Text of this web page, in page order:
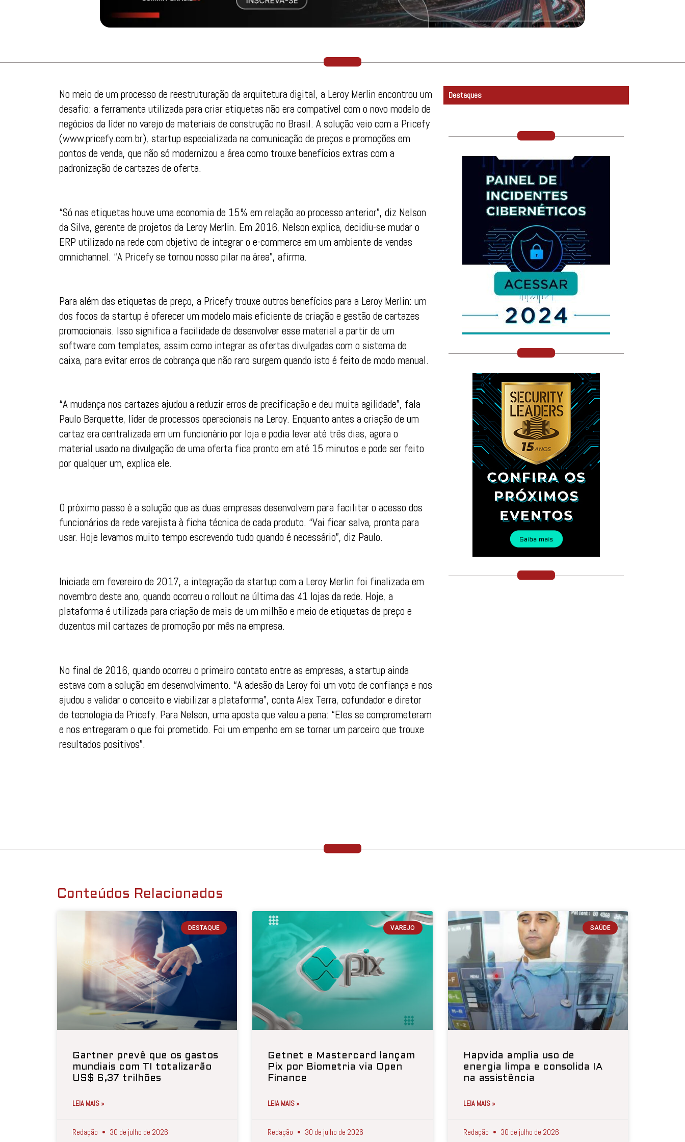
No meio de um processo de reestruturação da arquitetura digital, a Leroy Merlin encontrou um
desafio: a ferramenta utilizada para criar etiquetas não era compatível com o novo modelo de
negócios da líder no varejo de materiais de construção no Brasil. A solução veio com a Pricefy
(www.pricefy.com.br), startup especializada na comunicação de preços e promoções em
pontos de venda, que não só modernizou a área como trouxe benefícios extras com a
padronização de cartazes de oferta.
“Só nas etiquetas houve uma economia de 15% em relação ao processo anterior”, diz Nelson
da Silva, gerente de projetos da Leroy Merlin. Em 2016, Nelson explica, decidiu-se mudar o
ERP utilizado na rede com objetivo de integrar o e-commerce em um ambiente de vendas
omnichannel. “A Pricefy se tornou nosso pilar na área”, afirma.
Para além das etiquetas de preço, a Pricefy trouxe outros benefícios para a Leroy Merlin: um
dos focos da startup é oferecer um modelo mais eficiente de criação e gestão de cartazes
promocionais. Isso significa a facilidade de desenvolver esse material a partir de um
software com templates, assim como integrar as ofertas divulgadas com o sistema de
caixa, para evitar erros de cobrança que não raro surgem quando isto é feito de modo manual.
“A mudança nos cartazes ajudou a reduzir erros de precificação e deu muita agilidade”, fala
Paulo Barquette, líder de processos operacionais na Leroy. Enquanto antes a criação de um
cartaz era centralizada em um funcionário por loja e podia levar até três dias, agora o
material usado na divulgação de uma oferta fica pronto em até 15 minutos e pode ser feito
por qualquer um, explica ele.
O próximo passo é a solução que as duas empresas desenvolvem para facilitar o acesso dos
funcionários da rede varejista à ficha técnica de cada produto. “Vai ficar salva, pronta para
usar. Hoje levamos muito tempo escrevendo tudo quando é necessário”, diz Paulo.
Iniciada em fevereiro de 2017, a integração da startup com a Leroy Merlin foi finalizada em
novembro deste ano, quando ocorreu o rollout na última das 41 lojas da rede. Hoje, a
plataforma é utilizada para criação de mais de um milhão e meio de etiquetas de preço e
duzentos mil cartazes de promoção por mês na empresa.
No final de 2016, quando ocorreu o primeiro contato entre as empresas, a startup ainda
estava com a solução em desenvolvimento. “A adesão da Leroy foi um voto de confiança e nos
ajudou a validar o conceito e viabilizar a plataforma”, conta Alex Terra, cofundador e diretor
de tecnologia da Pricefy. Para Nelson, uma aposta que valeu a pena: “Eles se comprometeram
e nos entregaram o que foi prometido. Foi um empenho em se tornar um parceiro que trouxe
resultados positivos”.
Destaques
Conteúdos Relacionados
DESTAQUE
Gartner prevê que os gastos
mundiais com TI totalizarão
US$ 6,37 trilhões
LEIA MAIS »
Redação 30 de julho de 2026
VAREJO
Getnet e Mastercard lançam
Pix por Biometria via Open
Finance
LEIA MAIS »
Redação 30 de julho de 2026
SAÚDE
Hapvida amplia uso de
energia limpa e consolida IA
na assistência
LEIA MAIS »
Redação 30 de julho de 2026